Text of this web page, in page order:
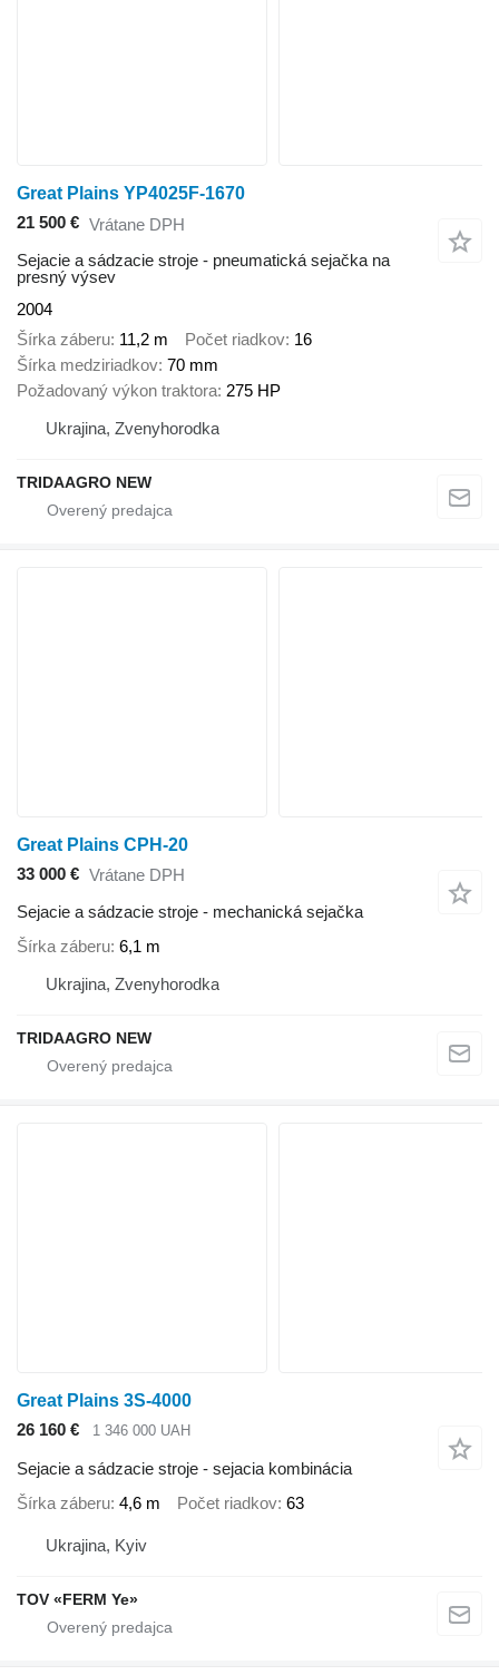
Great Plains YP4025F-1670
21 500 € Vrátane DPH
Sejacie a sádzacie stroje - pneumatická sejačka na
presný výsev
2004
Šírka záberu 11,2 m Počet riadkov 16
Šírka medziriadkov 70 mm
Požadovaný výkon traktora 275 HP
Ukrajina, Zvenyhorodka
TRIDAAGRO NEW
Great Plains CPH-20
33 000 € Vrátane DPH
Sejacie a sádzacie stroje - mechanická sejačka
Šírka záberu 6,1 m
Ukrajina, Zvenyhorodka
TRIDAAGRO NEW
Great Plains 3S-4000
26 160 €
1 346 000 UAH
Sejacie a sádzacie stroje - sejacia kombinácia
Šírka záberu 4,6 m Počet riadkov 63
Ukrajina, Kyiv
TOV «FERM Ye»